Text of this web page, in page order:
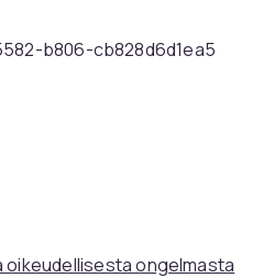
b806-cb828d6d1ea5
oikeudellisesta ongelmasta